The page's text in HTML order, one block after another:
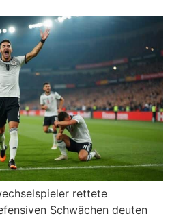
rettete
Schwächen deuten